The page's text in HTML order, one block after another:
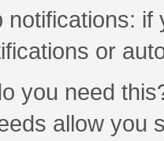
notifications:
or
you need
allow you